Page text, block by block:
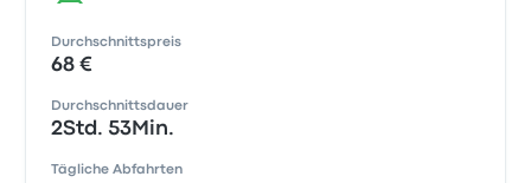
Durchschnittspreis
68 €
Durchschnittsdauer
2Std. 53Min.
Tägliche Abfahrten